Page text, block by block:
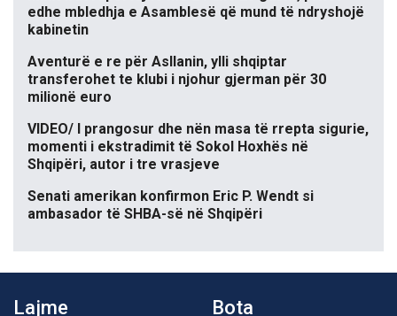
edhe mbledhja e Asamblesë që mund të ndryshojë
kabinetin
Aventurë e re për Asllanin, ylli shqiptar
transferohet te klubi i njohur gjerman për 30
milionë euro
VIDEO/ I prangosur dhe nën masa të rrepta sigurie,
momenti i ekstradimit të Sokol Hoxhës në
Shqipëri, autor i tre vrasjeve
Senati amerikan konfirmon Eric P. Wendt si
ambasador të SHBA-së në Shqipëri
Lajme Bota